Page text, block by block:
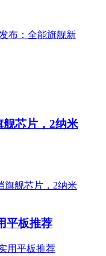
舰芯片，2纳米
平板推荐